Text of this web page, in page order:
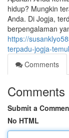
hidup? Mungkin
Anda. Di Jogja,
berpengalaman
https://
terpadu-jogja-
Comments
Comments
Submit a
No HTML